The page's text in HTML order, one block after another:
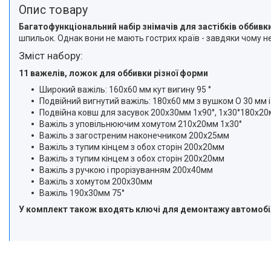
Опис товару
Багатофункціональний набір знімачів для застібків
шпильок. Однак вони не мають гострих країв - завдяки чому
Зміст набору:
11 важелів, ложок для оббивки різної форми
Широкий важіль: 160x60 мм кут вигину 95 °
Подвійний вигнутий важіль: 180x60 мм з вушком O 30 мм
Подвійна ковш для засувок 200x30мм 1x90°,
Важіль з уповільнюючим хомутом 210x20мм 1x30°
Важіль з загостреним наконечником 200х25мм
Важіль з тупим кінцем з обох сторін 200х20мм
Важіль з тупим кінцем з обох сторін 200х20мм
Важіль з ручкою і прорізуванням 200х40мм
Важіль з хомутом 200х30мм
Важіль 190x30мм 75°
У комплект також входять ключі для демонтажу